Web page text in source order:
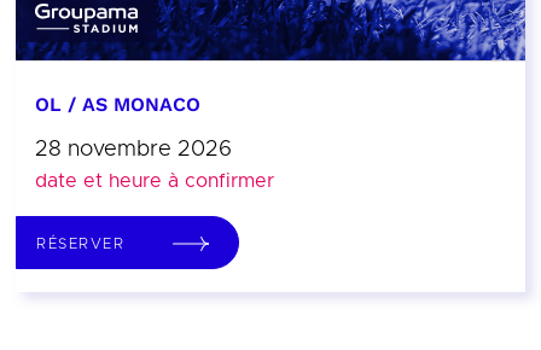
OL / AS MONACO
28 novembre 2026
date et heure à confirmer
RÉSERVER